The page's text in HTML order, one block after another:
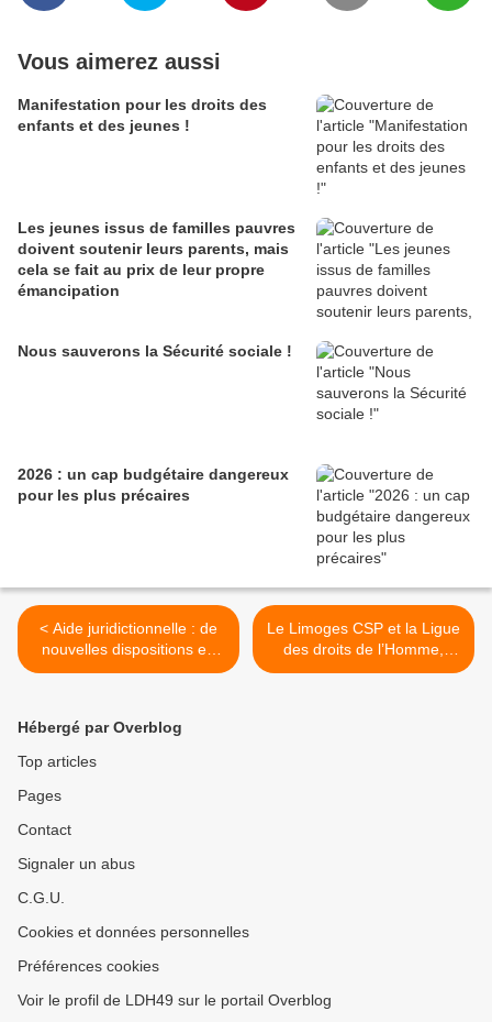
Vous aimerez aussi
Manifestation pour les droits des
enfants et des jeunes !
Les jeunes issus de familles pauvres
doivent soutenir leurs parents, mais
cela se fait au prix de leur propre
émancipation
Nous sauverons la Sécurité sociale !
2026 : un cap budgétaire dangereux
pour les plus précaires
< Aide juridictionnelle : de
nouvelles dispositions en
restreignant l’accès
Le Limoges CSP et la Ligue
des droits de l’Homme,
ensemble contre le racisme
Hébergé par Overblog
Top articles
Pages
Contact
Signaler un abus
C.G.U.
Cookies et données personnelles
Préférences cookies
Voir le profil de LDH49 sur le portail Overblog